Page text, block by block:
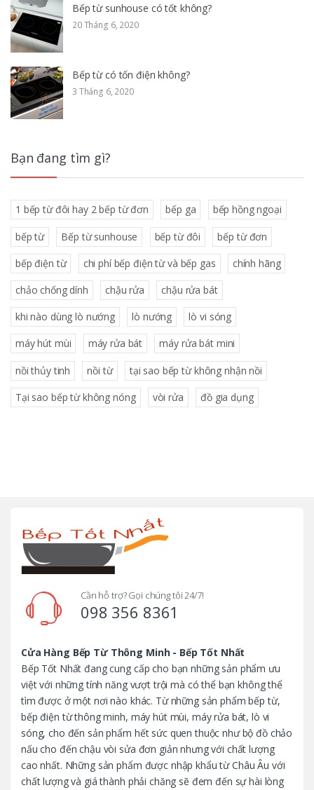
Bếp từ sunhouse có tốt không?
20 Tháng 6, 2020
Bếp từ có tốn điện không?
3 Tháng 6, 2020
Bạn đang tìm gì?
1 bếp từ đôi hay 2 bếp từ đơn bếp ga bếp hồng ngoại
bếp từ Bếp từ sunhouse bếp từ đôi bếp từ đơn
bếp điện từ chi phí bếp điện từ và bếp gas chính hãng
chảo chống dính chậu rửa chậu rửa bát
khi nào dùng lò nướng lò nướng lò vi sóng
máy hút mùi máy rửa bát máy rửa bát mini
nồi thủy tinh nồi từ tại sao bếp từ không nhận nồi
Tại sao bếp từ không nóng vòi rửa đồ gia dụng
Cần hỗ trợ? Gọi chúng tôi 24/7!
098 356 8361
Cửa Hàng Bếp Từ Thông Minh - Bếp Tốt Nhất
Bếp Tốt Nhất đang cung cấp cho bạn những sản phẩm ưu
việt với những tính năng vượt trội mà có thể bạn không thể
tìm được ở một nơi nào khác. Từ những sản phẩm bếp từ,
bếp điện từ thông minh, máy hút mùi, máy rửa bát, lò vi
sóng, cho đến sản phẩm hết sức quen thuộc như bộ đồ chảo
nấu cho đến chậu vòi sửa đơn giản nhưng với chất lượng
cao nhất. Những sản phẩm được nhập khẩu từ Châu Âu với
chất lượng và giá thành phải chăng sẽ đem đến sự hài lòng